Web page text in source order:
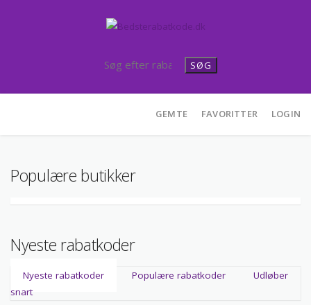
SØG
GEMTE FAVORITTER LOGIN
Populære butikker
Nyeste rabatkoder
Nyeste rabatkoder Populære rabatkoder
Udløber
snart